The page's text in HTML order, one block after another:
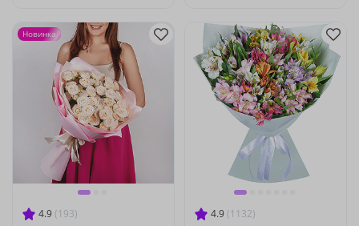
4.9 (193)
Новинка
4.9 (1132)